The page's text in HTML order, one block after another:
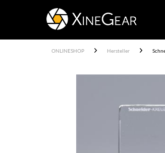
ONLINESHOP Hersteller